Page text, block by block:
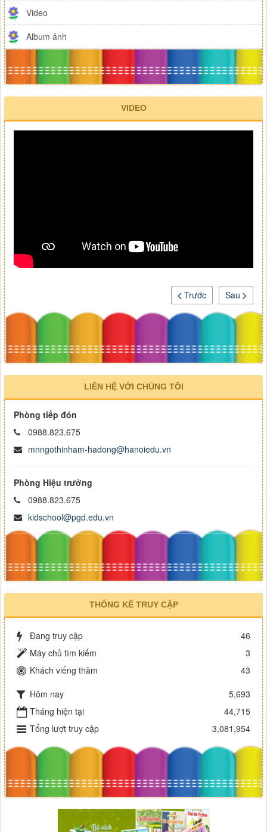
Video
Album ảnh
VIDEO
Sau
Trước
LIÊN HỆ VỚI CHÚNG TÔI
Phòng tiếp đón
0988.823.675
mnngothinham-hadong@hanoiedu.vn
Phòng Hiệu trưởng
0988.823.675
kidschool@pgd.edu.vn
THỐNG KÊ TRUY CẬP
Đang truy cập
46
Máy chủ tìm kiếm
3
Khách viếng thăm
43
Hôm nay
5,693
Tháng hiện tại
44,715
Tổng lượt truy cập
3,081,954